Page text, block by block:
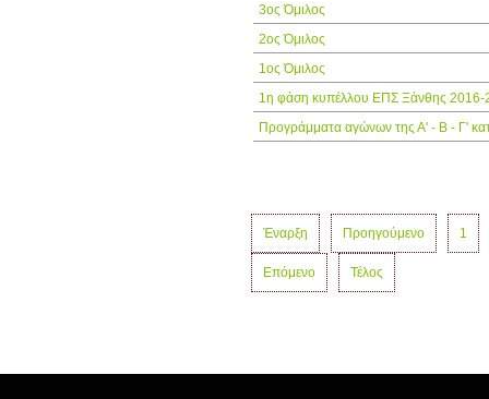
3ος Όμιλος
2ος Όμιλος
1ος Όμιλος
1η φάση κυπέλλου ΕΠΣ Ξάνθης 2016-
Προγράμματα αγώνων της Α' - Β - Γ'
Έναρξη Προηγούμενο 1
Επόμενο Τέλος